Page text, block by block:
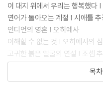
이 대지 위에서 우리는 행복했다 |
연어가 돌아오는 계절 | 시애틀
인디언의 영혼 | 오히예사
이해할 수 없는 것 | 오히예사의
고귀한 붉은 얼굴의 연설 | 조셉
평원에서 생을 마치다 | 열 마리 곰
내 앞에 아름다움 내 뒤에 아름다
목